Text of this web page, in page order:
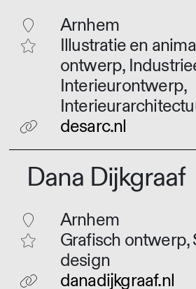
Arnhem
Illustratie en
ontwerp,
Interieurontwerp,
desarc.nl
Dana Dijkgraaf
Arnhem
Grafisch ontwerp,
design
danadijkgraaf.nl